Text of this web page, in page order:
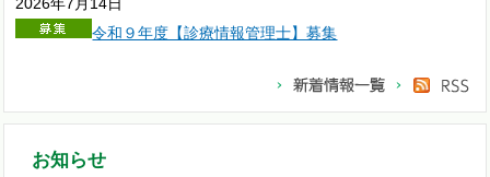
2026年7月14日
令和９年度【診療情報管理士】募集
お知らせ